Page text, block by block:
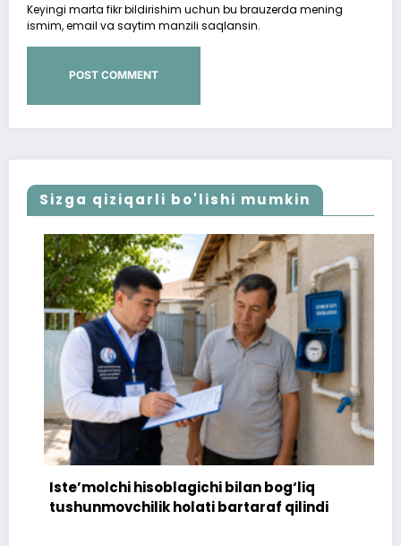
Keyingi marta fikr bildirishim uchun bu brauzerda mening
ismim, email va saytim manzili saqlansin.
Sizga qiziqarli bo'lishi mumkin
Iste’molchi hisoblagichi bilan bog‘liq
tushunmovchilik holati bartaraf qilindi